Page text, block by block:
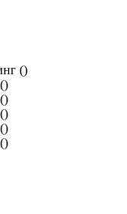
()
()
()
()
()
()